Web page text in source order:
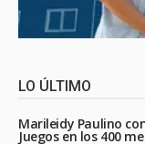
LO ÚLTIMO
Marileidy Paulino
Juegos en los 400